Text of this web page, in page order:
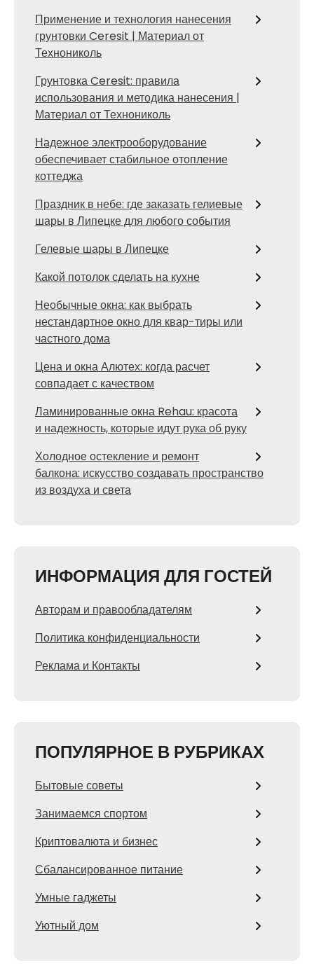
Применение и технология нанесения
грунтовки Ceresit | Материал от
Технониколь
Грунтовка Ceresit: правила
использования и методика нанесения |
Материал от Технониколь
Надежное электрооборудование
обеспечивает стабильное отопление
коттеджа
Праздник в небе: где заказать гелиевые
шары в Липецке для любого события
Гелевые шары в Липецке
Какой потолок сделать на кухне
Необычные окна: как выбрать
нестандартное окно для квар-тиры или
частного дома
Цена и окна Алютех: когда расчет
совпадает с качеством
Ламинированные окна Rehau: красота
и надежность, которые идут рука об руку
Холодное остекление и ремонт
балкона: искусство создавать пространство
из воздуха и света
ИНФОРМАЦИЯ ДЛЯ ГОСТЕЙ
Авторам и правообладателям
Политика конфиденциальности
Реклама и Контакты
ПОПУЛЯРНОЕ В РУБРИКАХ
Бытовые советы
Занимаемся спортом
Криптовалюта и бизнес
Сбалансированное питание
Умные гаджеты
Уютный дом